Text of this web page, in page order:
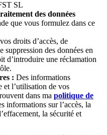
SL
des données
que vous formulez dans ce
droits d’accès, de
des données en
d’introduire une réclamation
: Des informations
et l’utilisation de vos
dans ma politique de
informations sur l’accès, la
la sécurité et